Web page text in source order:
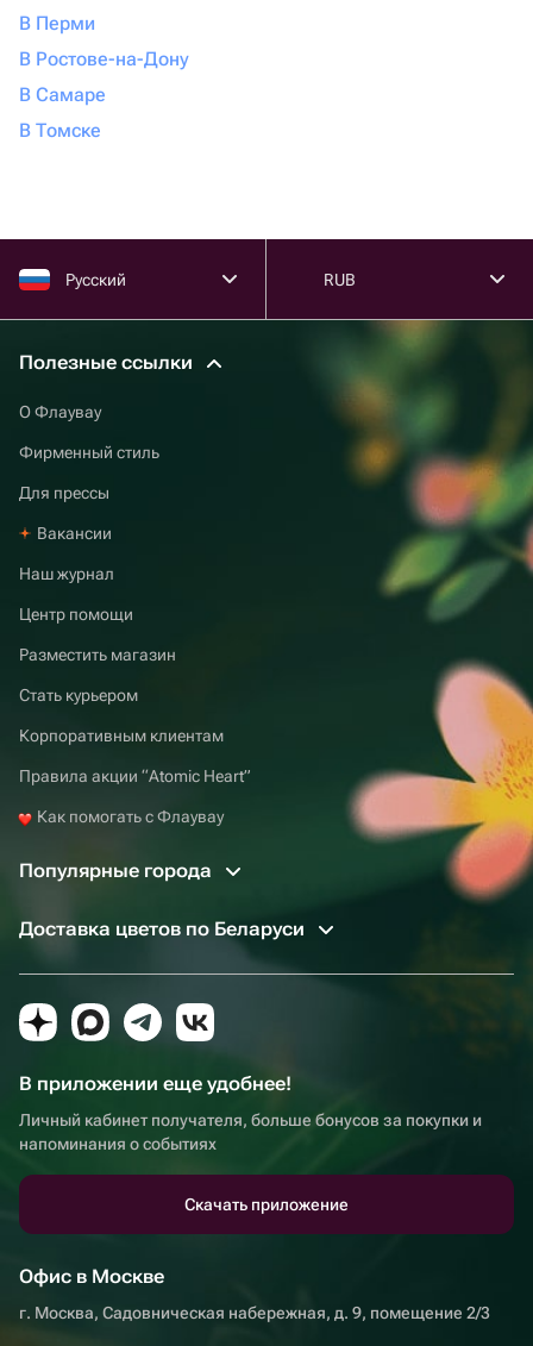
В Перми
В Ростове-на-Дону
В Самаре
В Томске
Русский RUB
Полезные ссылки
О Флаувау
Фирменный стиль
Для прессы
Вакансии
Наш журнал
Центр помощи
Разместить магазин
Стать курьером
Корпоративным клиентам
Правила акции “Atomic Heart”
Как помогать с Флаувау
Популярные города
Доставка цветов по Беларуси
В приложении еще удобнее!
Личный кабинет получателя, больше бонусов за покупки и
напоминания о событиях
Скачать приложение
Офис в Москве
г. Москва, Садовническая набережная, д. 9, помещение 2/3